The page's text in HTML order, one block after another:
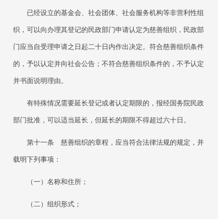
已经设立的基金会、社会团体、社会服务机构等非营利性组
织，可以向办理其登记的民政部门申请认定为慈善组织，民政部
门应当自受理申请之日起二十日内作出决定。符合慈善组织条件
的，予以认定并向社会公告；不符合慈善组织条件的，不予认定
并书面说明理由。
有特殊情况需要延长登记或者认定期限的，报经国务院民政
部门批准，可以适当延长，但延长的期限不得超过六十日。
第十一条 慈善组织的章程，应当符合法律法规的规定，并
载明下列事项：
（一）名称和住所；
（二）组织形式；